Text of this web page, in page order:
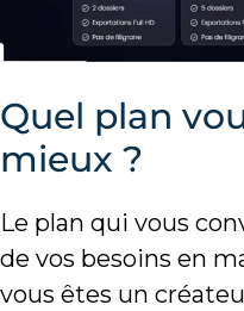
Quel plan
mieux ?
Le plan qui vous
de vos besoins en
vous êtes un